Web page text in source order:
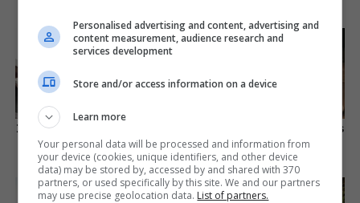
10 Tallest Women You Won't
Believe Exist
Brainberries
I Bet You Didn't Know It Was
Really Happening?
Brainberries
Personalised advertising and content, advertising and
content measurement, audience research and
services development
Store and/or access information on a device
Learn more
Your personal data will be processed and information from
your device (cookies, unique identifiers, and other device
data) may be stored by, accessed by and shared with 370
partners, or used specifically by this site. We and our partners
may use precise geolocation data. List of partners.